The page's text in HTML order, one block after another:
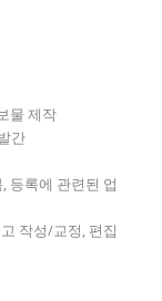
물 제작
간
등록에 관련된 업
작성/교정, 편집